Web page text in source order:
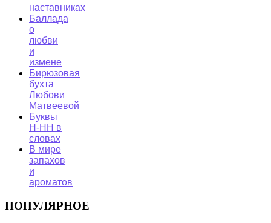
наставниках
Баллада
о
любви
и
измене
Бирюзовая
бухта
Любови
Матвеевой
Буквы
Н-НН в
словах
В мире
запахов
и
ароматов
ПОПУЛЯРНОЕ